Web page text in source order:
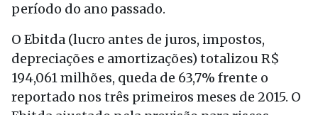
período do ano passado.
O Ebitda (lucro antes de juros, impostos,
depreciações e amortizações) totalizou R$
194,061 milhões, queda de 63,7% frente o
reportado nos três primeiros meses de 2015. O